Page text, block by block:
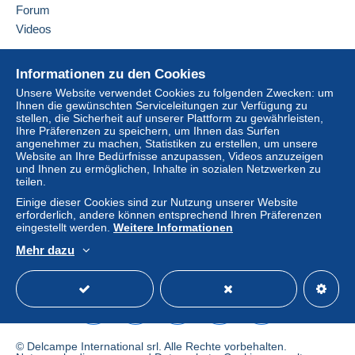
Alle Zahlungen werden über die Delcampe- Website
abgewickelt. Je nach den vom Verkäufer angebotenen
auf Ihr Guthaben vornehmen. Es dürfen keine
Zahlungen per Scheck oder Banküberweisung direkt auf
ein Bankkonto des Verkäufers getätigt werden.
Der Käufer nutzt die von Delcampe auf der Seite "
Käufe: Zu zahlen" zur Verfügung stehenden
Zahlungsmethoden.
integrierte Zahlungssystem erfolgtwird dem Käufer
vom Verkäufer erstattet. Ein nicht bezahlter Kauf kann
ziehen.
Sollten die Verkaufsbedingungen des Verkäufers
Klauseln enthalten, die sich auf die Zahlung beziehen,
Website, wie sie in denNutzungsbedingungendefiniert
Informationen zu den Cookies
Unsere Website verwendet Cookies zu folgenden Zwecken: um
Ihnen die gewünschten Serviceleitungen zur Verfügung zu
stellen, die Sicherheit auf unserer Plattform zu gewährleisten,
Ihre Präferenzen zu speichern, um Ihnen das Surfen
angenehmer zu machen, Statistiken zu erstellen, um unsere
Website an Ihre Bedürfnisse anzupassen, Videos anzuzeigen
und Ihnen zu ermöglichen, Inhalte in sozialen Netzwerken zu
teilen.
Einige dieser Cookies sind zur Nutzung unserer Website
erforderlich, andere können entsprechend Ihren Präferenzen
eingestellt werden. Weitere Informationen
Mehr dazu
Forum
Videos
Online-Hilfe
Auf Delcampe kaufen
Auf Delcampe verkaufen
Eine sichere Website
© Delcampe International srl. Alle Rechte vorbehalten.